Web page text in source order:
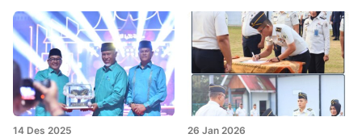
14 Des 2025 26 Jan 2026